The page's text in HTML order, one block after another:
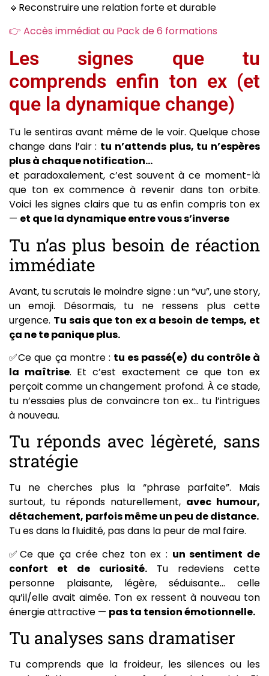
🔸Reconstruire une relation forte et durable
👉 Accès immédiat au Pack de 6 formations
Les signes que tu
comprends enfin ton ex (et
que la dynamique change)
Tu le sentiras avant même de le voir. Quelque chose
change dans l’air : tu n’attends plus, tu n’espères
plus à chaque notification…
et paradoxalement, c’est souvent à ce moment-là
que ton ex commence à revenir dans ton orbite.
Voici les signes clairs que tu as enfin compris ton ex
— et que la dynamique entre vous s’inverse
Tu n’as plus besoin de réaction
immédiate
Avant, tu scrutais le moindre signe : un “vu”, une story,
un emoji. Désormais, tu ne ressens plus cette
urgence. Tu sais que ton ex a besoin de temps, et
ça ne te panique plus.
✅Ce que ça montre : tu es passé(e) du contrôle à
la maîtrise. Et c’est exactement ce que ton ex
perçoit comme un changement profond. À ce stade,
tu n’essaies plus de convaincre ton ex… tu l’intrigues
à nouveau.
Tu réponds avec légèreté, sans
stratégie
Tu ne cherches plus la “phrase parfaite”. Mais
surtout, tu réponds naturellement, avec humour,
détachement, parfois même un peu de distance.
Tu es dans la fluidité, pas dans la peur de mal faire.
✅Ce que ça crée chez ton ex : un sentiment de
confort et de curiosité. Tu redeviens cette
personne plaisante, légère, séduisante… celle
qu’il/elle avait aimée. Ton ex ressent à nouveau ton
énergie attractive — pas ta tension émotionnelle.
Tu analyses sans dramatiser
Tu comprends que la froideur, les silences ou les